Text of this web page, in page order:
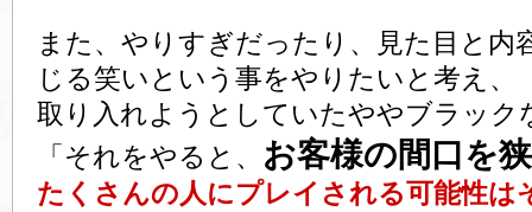
また、やりすぎだったり、見た目と内
じる笑いという事をやりたいと考え、
取り入れようとしていたややブラック
「それをやると、 お客様の間口を
たくさんの人にプレイされる可能性は